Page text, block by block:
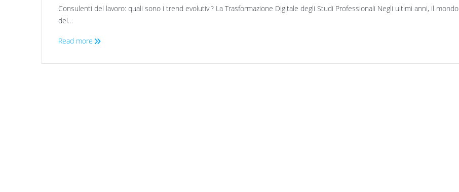
Consulenti del lavoro: quali sono i trend evolutivi? La Trasformazione Digitale degli Studi Professionali Negli ultimi anni, il mondo
del…
Read more